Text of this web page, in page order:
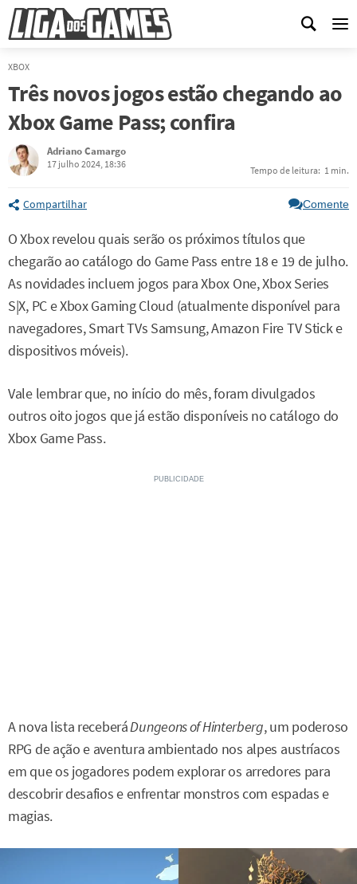
XBOX
Três novos jogos estão chegando ao
Xbox Game Pass; confira
Adriano Camargo
17 julho 2024, 18:36
Tempo de leitura: 1 min.
Compartilhar Comente
O Xbox revelou quais serão os próximos títulos que
chegarão ao catálogo do Game Pass entre 18 e 19 de julho.
As novidades incluem jogos para Xbox One, Xbox Series
S|X, PC e Xbox Gaming Cloud (atualmente disponível para
navegadores, Smart TVs Samsung, Amazon Fire TV Stick e
dispositivos móveis).
Vale lembrar que, no início do mês, foram divulgados
outros oito jogos que já estão disponíveis no catálogo do
Xbox Game Pass.
A nova lista receberáDungeons of Hinterberg, um poderoso
RPG de ação e aventura ambientado nos alpes austríacos
em que os jogadores podem explorar os arredores para
descobrir desafios e enfrentar monstros com espadas e
magias.